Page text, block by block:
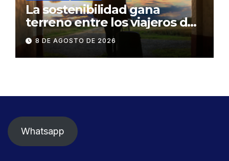
La sostenibilidad gana
terreno entre los viajeros de
negocios
8 DE AGOSTO DE 2026
Whatsapp